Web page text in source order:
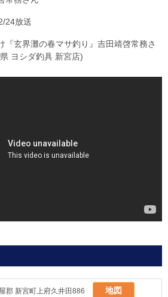
24放送
『玄界灘の春マサ釣り』吉田靖啓常務さ
ヨシダ釣具 新宮店)
郡 新宮町上府久井田886 地図